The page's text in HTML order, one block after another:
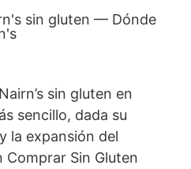
sin gluten en
sencillo, dada su
la expansión del
Comprar Sin Gluten